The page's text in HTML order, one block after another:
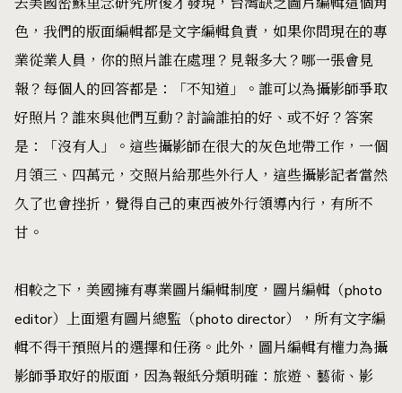
色，我們的版面編輯都是文字編輯負責，如果你問現在的專
業從業人員，你的照片誰在處理？見報多大？哪一張會見
報？每個人的回答都是：「不知道」。誰可以為攝影師爭取
好照片？誰來與他們互動？討論誰拍的好、或不好？答案
是：「沒有人」。這些攝影師在很大的灰色地帶工作，一個
月領三、四萬元，交照片給那些外行人，這些攝影記者當然
久了也會挫折，覺得自己的東西被外行領導內行，有所不
甘。
相較之下，美國擁有專業圖片編輯制度，圖片編輯（photo
editor）上面還有圖片總監（photo director），所有文字編
輯不得干預照片的選擇和任務。此外，圖片編輯有權力為攝
影師爭取好的版面，因為報紙分類明確：旅遊、藝術、影